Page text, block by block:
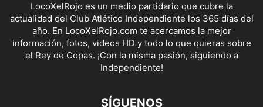
LocoXelRojo es un medio partidario que cubre la
actualidad del Club Atlético Independiente los 365 días del
año. En LocoXelRojo.com te acercamos la mejor
información, fotos, videos HD y todo lo que quieras sobre
el Rey de Copas. ¡Con la misma pasión, siguiendo a
Independiente!
SÍGUENOS